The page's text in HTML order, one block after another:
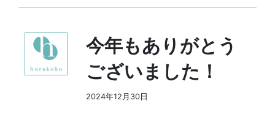
今年もありがとう
ございました！
2024年12月30日